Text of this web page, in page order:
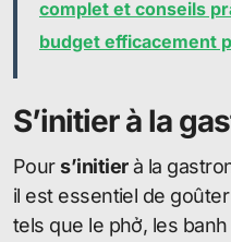
complet et conseils
budget efficacement
S’initier à la
Pours’initierà la
il est essentiel de
tels que le phở, les